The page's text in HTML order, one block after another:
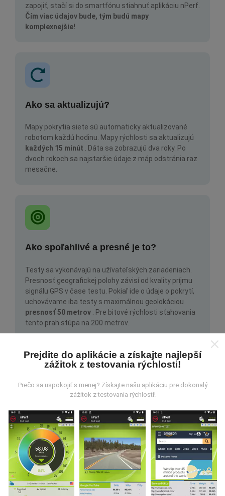
zapojiť, stačí si do smartfónu stiahnuť aplikáciu nPerf.
Čím viac údajov bude, tým budú mapy
komplexnejšie!
Ako sa aktualizujú?
Mapy pokrytia siete sú automaticky aktualizované
robotom každú hodinu. Mapy rýchlosti sa aktualizujú
každých 15 minút . Dáta sa zobrazujú dva roky. Po
dvoch rokoch sa najstaršie údaje z máp odstránia raz
mesačne.
Ako spoľahlivé a presné je to?
Testy sa vykonávajú na užívateľských zariadeniach.
Presnosť geografickej polohy závisí od kvality príjmu
signálu GPS v čase testu. Pokiaľ ide o údaje o pokrytí,
uchovávame iba testy s maximálnou geolokáciou
presnosť 50 metrov
. Pre bitové rýchlosti sťahovania
tento prah stúpa na 200 metrov.
Ako môžem zohnať surové dáta?
Hľadáte údaje o pokrytí siete alebo testy nPerf
(bitrate, latencia, prehľadávanie, streamovanie videa)
vo formáte CSV, aby ste ich mohli používať, ako sa
vám páči? Žiaden problém!Kontaktujte nása
požiadajte o cenovú ponuku.
Prejdite do aplikácie a získajte najlepší
zážitok z testovania rýchlosti!
Prečo sa uspokojiť s menej? Získajte našu aplikáciu pre dokonalý
zážitok z testovania rýchlosti!